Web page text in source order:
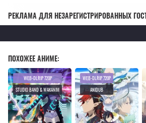
РЕКЛАМА ДЛЯ НЕЗАРЕГИСТРИРОВАННЫХ
ПОХОЖЕЕ АНИМЕ:
WEB-DLRIP 720P
STUDIO BAND & WAKANIM
WEB-DLRIP 720P
ANIDUB